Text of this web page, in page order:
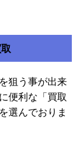
狙う事が出来
便利な「買取
選んでおりま